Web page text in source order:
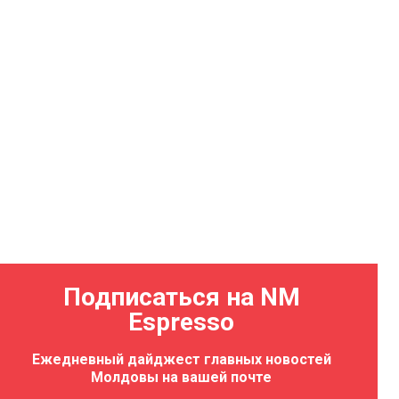
Подписаться на NM
Espresso
Ежедневный дайджест главных новостей
Молдовы на вашей почте